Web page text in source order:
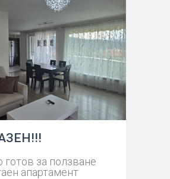
готов за ползване
апартамент